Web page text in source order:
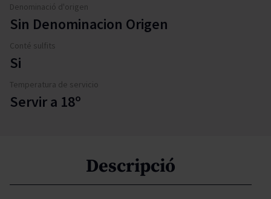
Denominació d'origen
Sin Denominacion Origen
Conté sulfits
Si
Temperatura de servicio
Servir a 18º
Descripció